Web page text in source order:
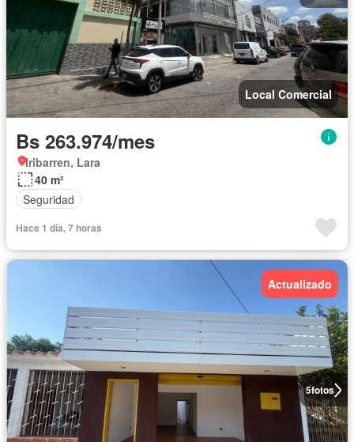
Local Comercial
Bs 263.974/mes
Iribarren, Lara
40 m²
Seguridad
Hace 1 día, 7 horas
5fotos
Actualizado